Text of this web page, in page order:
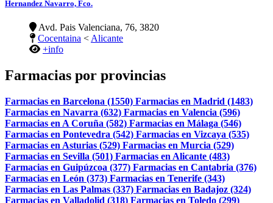
Hernandez Navarro, Fco.
Avd. Pais Valenciana, 76, 3820
Cocentaina < Alicante
+info
Farmacias por provincias
Farmacias en Barcelona (1550) Farmacias en Madrid (1483)
Farmacias en Navarra (632) Farmacias en Valencia (596)
Farmacias en A Coruña (582) Farmacias en Málaga (546)
Farmacias en Pontevedra (542) Farmacias en Vizcaya (535)
Farmacias en Asturias (529) Farmacias en Murcia (529)
Farmacias en Sevilla (501) Farmacias en Alicante (483)
Farmacias en Guipúzcoa (377) Farmacias en Cantabria (376)
Farmacias en León (373) Farmacias en Tenerife (343)
Farmacias en Las Palmas (337) Farmacias en Badajoz (324)
Farmacias en Valladolid (318) Farmacias en Toledo (299)